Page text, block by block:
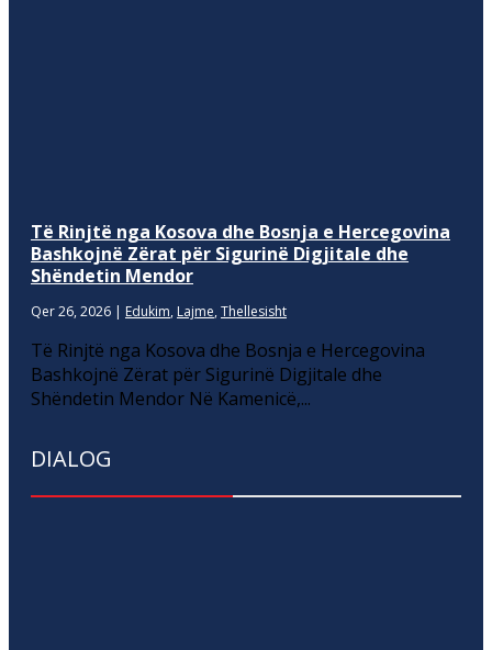
Të Rinjtë nga Kosova dhe Bosnja e Hercegovina
Bashkojnë Zërat për Sigurinë Digjitale dhe
Shëndetin Mendor
Qer 26, 2026 | Edukim, Lajme, Thellesisht
Të Rinjtë nga Kosova dhe Bosnja e Hercegovina
Bashkojnë Zërat për Sigurinë Digjitale dhe
Shëndetin Mendor Në Kamenicë,...
DIALOG